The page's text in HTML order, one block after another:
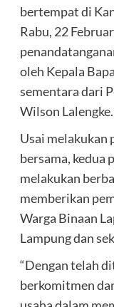
bertempat di
Rabu, 22
oleh Kepala
sementara dari
Wilson Lalengke.
Usai melakukan
bersama, kedua
melakukan
memberikan
Warga Binaan
Lampung dan
“Dengan telah
berkomitmen